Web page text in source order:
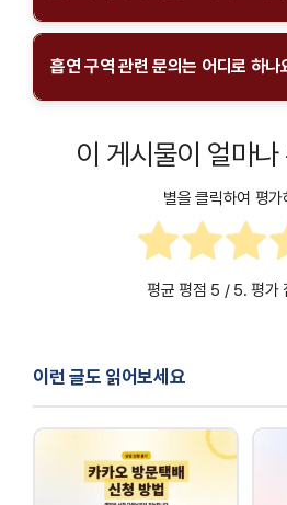
흡연 구역 외에서 흡연할 경우 경고 조
테마파크 출입이 제한될 수 있습니다. 방
흡연 구역 관련 문의는 어디로 하나
흡연 구역에 대한 정보를 제공받을 수
이 게시물이 얼마
별을 클릭하여 평가
평균 평점 5 / 5. 평가
이런 글도 읽어보세요